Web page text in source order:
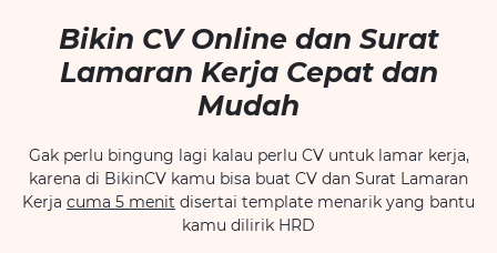
Bikin CV Online dan Surat
Lamaran Kerja Cepat dan
Mudah
Gak perlu bingung lagi kalau perlu CV untuk lamar kerja,
karena di BikinCV kamu bisa buat CV dan Surat Lamaran
Kerja cuma 5 menit disertai template menarik yang bantu
kamu dilirik HRD